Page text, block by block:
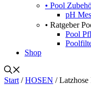
• Pool
pH
• Ratgeber
Pool
Shop
Start /HOSEN /